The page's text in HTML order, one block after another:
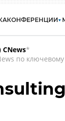
КОНФЕРЕНЦИИ
CNews*
по ключевому